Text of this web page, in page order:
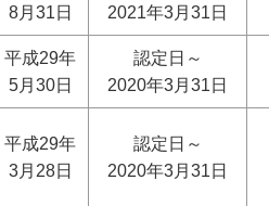
8月31日
2021年3月31日
平成29年
5月30日
認定日～
2020年3月31日
平成29年
3月28日
認定日～
2020年3月31日